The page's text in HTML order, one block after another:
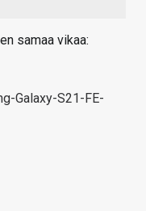
samaa vikaa:
Galaxy-S21-FE-